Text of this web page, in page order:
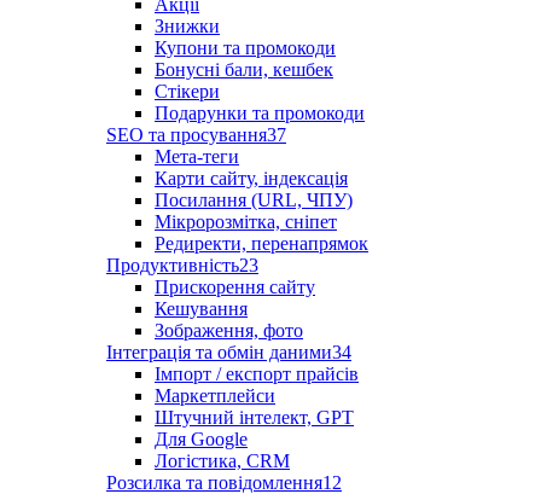
Акції
Знижки
Купони та промокоди
Бонусні бали, кешбек
Стікери
Подарунки та промокоди
SEO та просування37
Мета-теги
Карти сайту, індексація
Посилання (URL, ЧПУ)
Мікророзмітка, сніпет
Редиректи, перенапрямок
Продуктивність23
Прискорення сайту
Кешування
Зображення, фото
Інтеграція та обмін даними34
Імпорт / експорт прайсів
Маркетплейси
Штучний інтелект, GPT
Для Google
Логістика, CRM
Розсилка та повідомлення12